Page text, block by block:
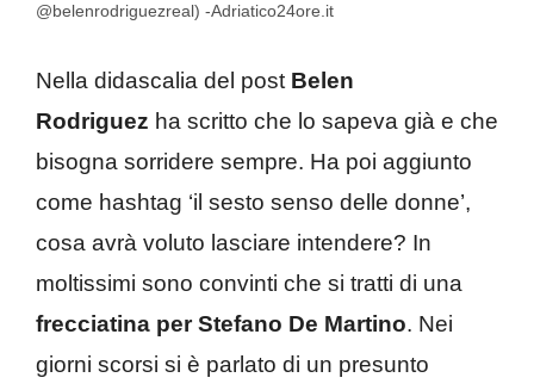
@belenrodriguezreal) -Adriatico24ore.it
Nella didascalia del post Belen
Rodriguez ha scritto che lo sapeva già e che
bisogna sorridere sempre. Ha poi aggiunto
come hashtag ‘il sesto senso delle donne’,
cosa avrà voluto lasciare intendere? In
moltissimi sono convinti che si tratti di una
frecciatina per Stefano De Martino. Nei
giorni scorsi si è parlato di un presunto